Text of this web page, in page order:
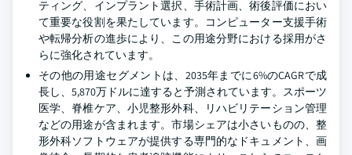
ティング、インプラント選択、手術計画、術後評価におい
て重要な役割を果たしています。コンピューター支援手術
や転帰分析の進歩により、この用途分野における採用がさ
らに強化されています。
その他の用途セグメントは、2035年までに6%のCAGRで成
長し、5,870万ドルに達すると予測されています。スポーツ
医学、脊椎ケア、小児整形外科、リハビリテーション管理
などの用途が含まれます。市場シェアは小さいものの、整
形外科ソフトウェアが提供する専門的なドキュメント、画